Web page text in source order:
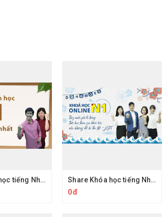
Share khóa học tiếng Nhật N3 Dungmori - Hướng dẫn học JLPT tiếng nhật online Share Khóa học tiếng Nhật N1 Dungmori - Hướng dẫn học JLPT tiếng nhật online
0đ